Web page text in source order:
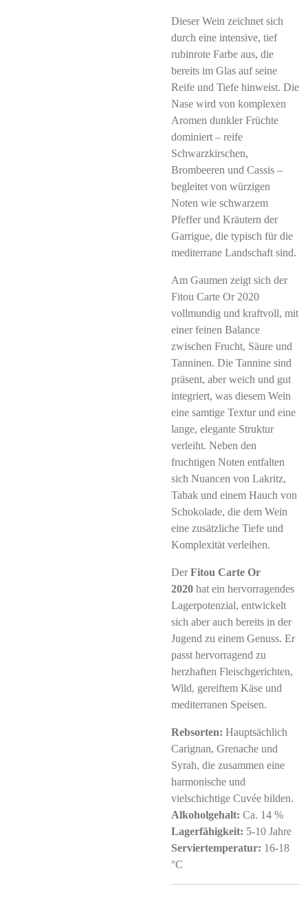
Dieser Wein zeichnet sich
durch eine intensive, tief
rubinrote Farbe aus, die
bereits im Glas auf seine
Reife und Tiefe hinweist. Die
Nase wird von komplexen
Aromen dunkler Früchte
dominiert – reife
Schwarzkirschen,
Brombeeren und Cassis –
begleitet von würzigen
Noten wie schwarzem
Pfeffer und Kräutern der
Garrigue, die typisch für die
mediterrane Landschaft sind.
Am Gaumen zeigt sich der
Fitou Carte Or 2020
vollmundig und kraftvoll, mit
einer feinen Balance
zwischen Frucht, Säure und
Tanninen. Die Tannine sind
präsent, aber weich und gut
integriert, was diesem Wein
eine samtige Textur und eine
lange, elegante Struktur
verleiht. Neben den
fruchtigen Noten entfalten
sich Nuancen von Lakritz,
Tabak und einem Hauch von
Schokolade, die dem Wein
eine zusätzliche Tiefe und
Komplexität verleihen.
DerFitou Carte Or
2020 hat ein hervorragendes
Lagerpotenzial, entwickelt
sich aber auch bereits in der
Jugend zu einem Genuss. Er
passt hervorragend zu
herzhaften Fleischgerichten,
Wild, gereiftem Käse und
mediterranen Speisen.
Rebsorten: Hauptsächlich
Carignan, Grenache und
Syrah, die zusammen eine
harmonische und
vielschichtige Cuvée bilden.
Alkoholgehalt: Ca. 14 %
Lagerfähigkeit: 5-10 Jahre
Serviertemperatur: 16-18
°C